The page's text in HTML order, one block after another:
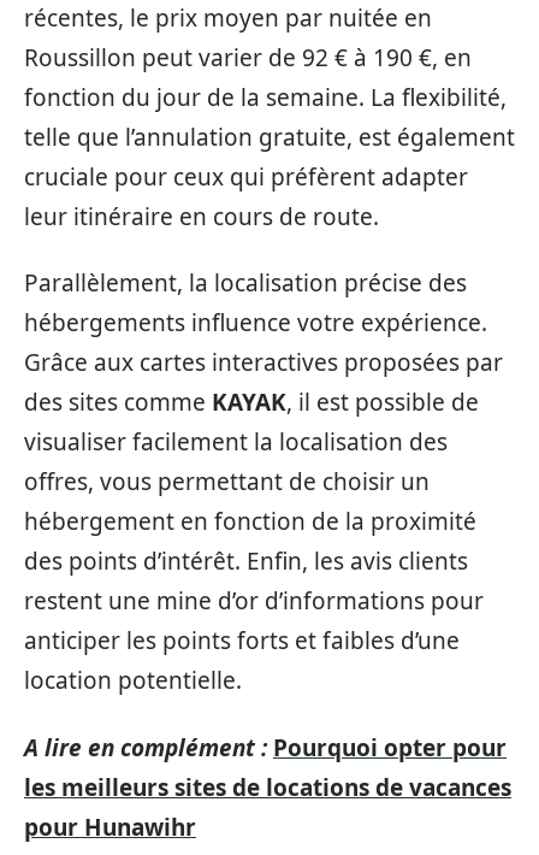
récentes, le prix moyen par nuitée en
Roussillon peut varier de 92 € à 190 €, en
fonction du jour de la semaine. La flexibilité,
telle que l’annulation gratuite, est également
cruciale pour ceux qui préfèrent adapter
leur itinéraire en cours de route.
Parallèlement, la localisation précise des
hébergements influence votre expérience.
Grâce aux cartes interactives proposées par
des sites comme KAYAK, il est possible de
visualiser facilement la localisation des
offres, vous permettant de choisir un
hébergement en fonction de la proximité
des points d’intérêt. Enfin, les avis clients
restent une mine d’or d’informations pour
anticiper les points forts et faibles d’une
location potentielle.
A lire en complément : Pourquoi opter pour
les meilleurs sites de locations de vacances
pour Hunawihr